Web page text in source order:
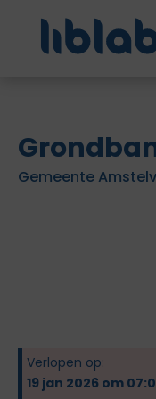
Gemeente
Verlopen op:
19 jan 2026 om